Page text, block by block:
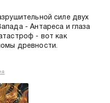
силе двух
- Антареса и глаза
- вот как
древности.